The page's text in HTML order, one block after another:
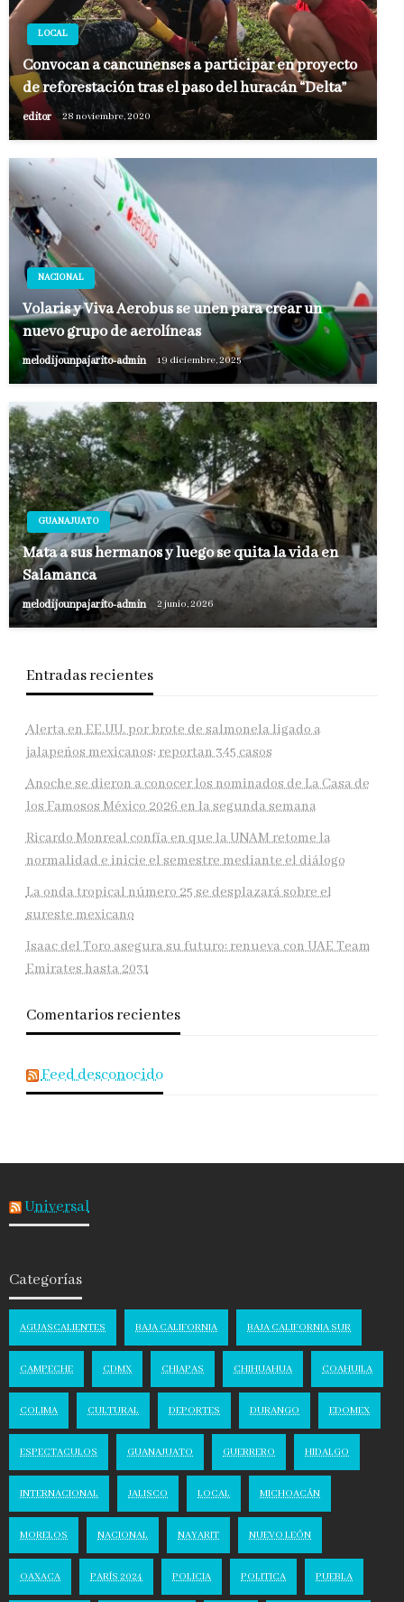
LOCAL
Convocan a cancunenses a participar en proyecto
de reforestación tras el paso del huracán “Delta”
editor 28 noviembre, 2020
NACIONAL
Volaris y Viva Aerobus se unen para crear un
nuevo grupo de aerolíneas
melodijounpajarito-admin 19 diciembre, 2025
GUANAJUATO
Mata a sus hermanos y luego se quita la vida en
Salamanca
melodijounpajarito-admin 2 junio, 2026
Entradas recientes
Alerta en EE.UU. por brote de salmonela ligado a
jalapeños mexicanos; reportan 345 casos
Anoche se dieron a conocer los nominados de La Casa de
los Famosos México 2026 en la segunda semana
Ricardo Monreal confía en que la UNAM retome la
normalidad e inicie el semestre mediante el diálogo
La onda tropical número 25 se desplazará sobre el
sureste mexicano
Isaac del Toro asegura su futuro: renueva con UAE Team
Emirates hasta 2031
Comentarios recientes
Feed desconocido
Universal
Categorías
AGUASCALIENTES BAJA CALIFORNIA BAJA CALIFORNIA SUR
CAMPECHE CDMX CHIAPAS CHIHUAHUA COAHUILA
COLIMA CULTURAL DEPORTES DURANGO EDOMEX
ESPECTACULOS GUANAJUATO GUERRERO HIDALGO
INTERNACIONAL JALISCO LOCAL MICHOACÁN
MORELOS NACIONAL NAYARIT NUEVO LEÓN
OAXACA PARÍS 2024 POLICIA POLITICA PUEBLA